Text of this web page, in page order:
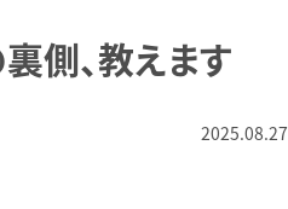
側、教えます
2025.08.27